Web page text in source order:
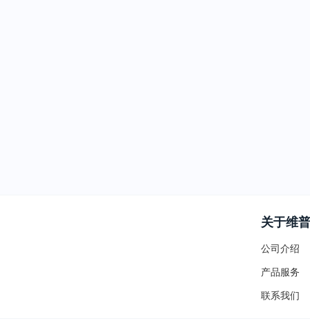
关于维普
公司介绍
产品服务
联系我们